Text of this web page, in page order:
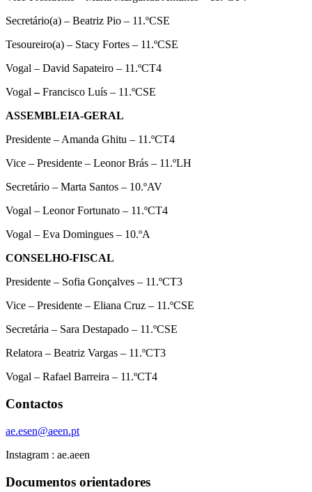
Secretário(a) – Beatriz Pio – 11.ºCSE
Tesoureiro(a) – Stacy Fortes – 11.ºCSE
Vogal – David Sapateiro – 11.ºCT4
Vogal–Francisco Luís – 11.ºCSE
ASSEMBLEIA-GERAL
Presidente – Amanda Ghitu – 11.ºCT4
Vice – Presidente – Leonor Brás – 11.ºLH
Secretário – Marta Santos – 10.ºAV
Vogal – Leonor Fortunato – 11.ºCT4
Vogal – Eva Domingues – 10.ºA
CONSELHO-FISCAL
Presidente – Sofia Gonçalves – 11.ºCT3
Vice – Presidente – Eliana Cruz – 11.ºCSE
Secretária – Sara Destapado – 11.ºCSE
Relatora – Beatriz Vargas – 11.ºCT3
Vogal – Rafael Barreira – 11.ºCT4
Contactos
ae.esen@aeen.pt
Instagram : ae.aeen
Documentos orientadores